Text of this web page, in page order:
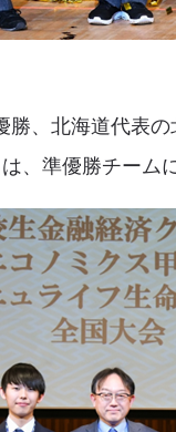
、北海道代表
、準優勝チーム